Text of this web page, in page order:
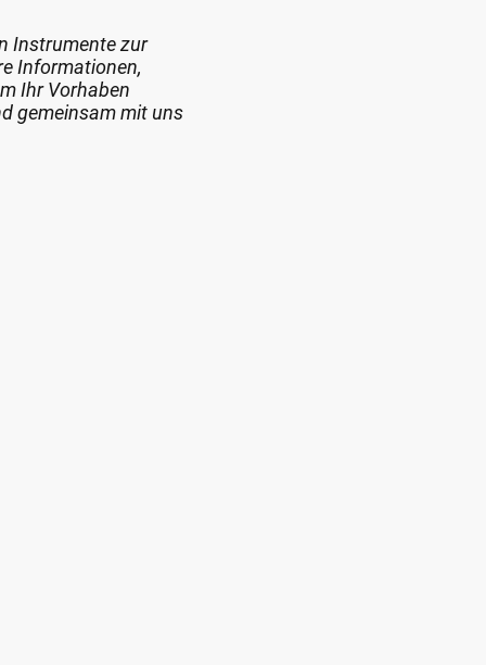
Instrumente zur
Informationen,
Ihr Vorhaben
gemeinsam mit uns